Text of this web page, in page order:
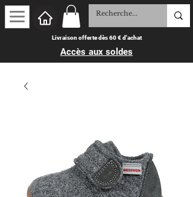
Livraison offerte dès 60 € d'achat
Accès aux soldes